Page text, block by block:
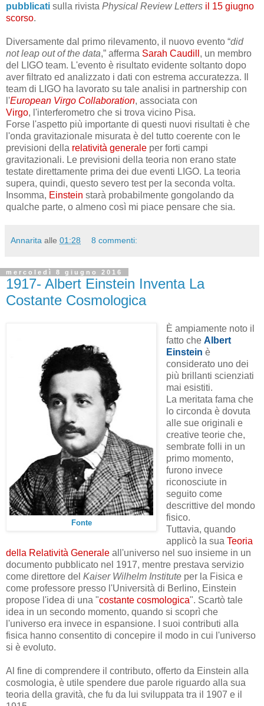
pubblicati sulla rivista Physical Review Letters il 15 giugno
scorso.
Diversamente dal primo rilevamento, il nuovo evento “did
not leap out of the data,” afferma Sarah Caudill , un membro
del LIGO team. L'evento è risultato evidente soltanto dopo
aver filtrato ed analizzato i dati con estrema accuratezza. Il
team di LIGO ha lavorato su tale analisi in partnership con
l'European Virgo Collaboration, associata con
Virgo, l'interferometro che si trova vicino Pisa.
Forse l'aspetto più importante di questi nuovi risultati è che
l'onda gravitazionale misurata è del tutto coerente con le
previsioni della relatività generale per forti campi
gravitazionali. Le previsioni della teoria non erano state
testate direttamente prima dei due eventi LIGO. La teoria
supera, quindi, questo severo test per la seconda volta.
Insomma, Einstein starà probabilmente gongolando da
qualche parte, o almeno così mi piace pensare che sia.
Annarita alle 01:28 8 commenti:
mercoledì 8 giugno 2016
1917- Albert Einstein Inventa La
Costante Cosmologica
Fonte
È ampiamente noto il
fatto che Albert
Einstein è
considerato uno dei
più brillanti scienziati
mai esistiti.
La meritata fama che
lo circonda è dovuta
alle sue originali e
creative teorie che,
sembrate folli in un
primo momento,
furono invece
riconosciute in
seguito come
descrittive del mondo
fisico.
Tuttavia, quando
applicò la sua Teoria
della Relatività Generale all'universo nel suo insieme in un
documento pubblicato nel 1917, mentre prestava servizio
come direttore del Kaiser Wilhelm Institute per la Fisica e
come professore presso l'Università di Berlino, Einstein
propose l'idea di una "costante cosmologica". Scartò tale
idea in un secondo momento, quando si scoprì che
l'universo era invece in espansione.
I suoi contributi alla
fisica hanno consentito di concepire il modo in cui l'universo
si è evoluto.
Al fine di comprendere il contributo, offerto da Einstein alla
cosmologia, è utile spendere due parole riguardo alla sua
teoria della gravità, che fu da lui sviluppata tra il 1907 e il